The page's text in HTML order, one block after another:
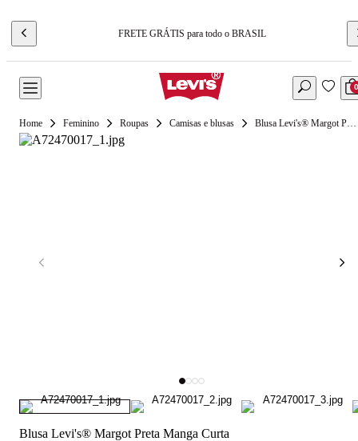
FRETE GRÁTIS para todo o BRASIL
0
Feminino Roupas Camisas e blusas Blusa Levi's® Margot Preta Manga Curta
Blusa Levi's® Margot Preta Manga Curta